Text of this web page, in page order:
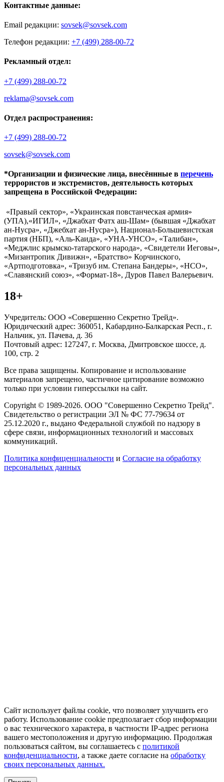
Контактные данные:
Email редакции: sovsek@sovsek.com
Телефон редакции: +7 (499) 288-00-72
Рекламный отдел:
+7 (499) 288-00-72
reklama@sovsek.com
Отдел распространения:
+7 (499) 288-00-72
sovsek@sovsek.com
*Организации и физические лица, внесённные в перечень
террористов и экстремистов, деятельность которых
запрещена в Российской Федерации:
«Правый сектор», «Украинская повстанческая армия»
(УПА),«ИГИЛ», «Джабхат Фатх аш-Шам» (бывшая «Джабхат
ан-Нусра», «Джебхат ан-Нусра»), Национал-Большевистская
партия (НБП), «Аль-Каида», «УНА-УНСО», «Талибан»,
«Меджлис крымско-татарского народа», «Свидетели Иеговы»,
«Мизантропик Дивижн», «Братство» Корчинского,
«Артподготовка», «Тризуб им. Степана Бандеры», «НСО»,
«Славянский союз», «Формат-18», Дуров Павел Валерьевич.
18+
Учредитель: ООО «Совершенно Секретно Трейд».
Юридический адрес: 360051, Кабардино-Балкарская Респ., г.
Нальчик, ул. Пачева, д. 36
Почтовый адрес: 127247, г. Москва, Дмитровское шоссе, д.
100, стр. 2
Все права защищены. Копирование и использование
материалов запрещено, частичное цитирование возможно
только при условии гиперссылки на сайт.
Copyright © 1989-2026. ООО "Совершенно Секретно Трейд".
Свидетельство о регистрации ЭЛ № ФС 77-79634 от
25.12.2020 г., выдано Федеральной службой по надзору в
сфере связи, информационных технологий и массовых
коммуникаций.
Политика конфиценциальности и Согласие на обработку
персональных данных
Сайт использует файлы cookie, что позволяет улучшить его
работу. Использование cookie предполагает сбор информации
о вас технического характера, в частности IP-адрес региона
вашего местоположения и другую информацию. Продолжая
пользоваться сайтом, вы соглашаетесь с политикой
конфиденциальности, а также даете согласие на обработку
своих персональных данных.